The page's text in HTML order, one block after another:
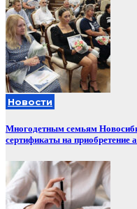
Новости
Многодетным семьям
сертификаты на приобретение